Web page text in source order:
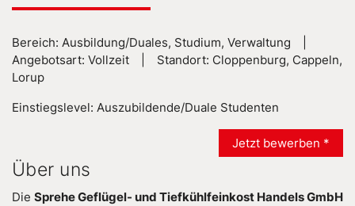
Bereich: Ausbildung/Duales, Studium, Verwaltung |
Angebotsart: Vollzeit | Standort: Cloppenburg, Cappeln,
Lorup
Einstiegslevel: Auszubildende/Duale Studenten
Jetzt bewerben *
Über uns
Die Sprehe Geflügel- und Tiefkühlfeinkost Handels GmbH